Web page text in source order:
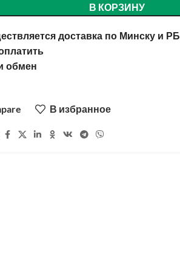
В КОРЗИНУ
доставка по Минску и РБ
обмен
В избранное